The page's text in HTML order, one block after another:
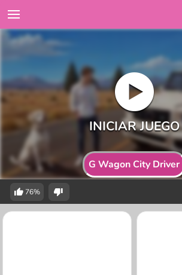
G Wagon City Driver
76%